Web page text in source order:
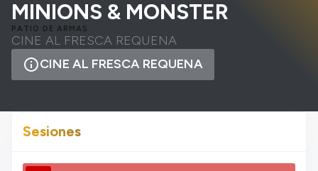
MINIONS & MONSTER
PATIO DE ARMAS
CINE AL FRESCA REQUENA
infoCINE AL FRESCA REQUENA
Sesiones